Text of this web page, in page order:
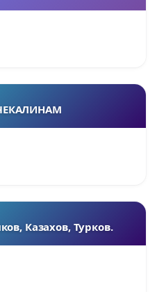
Казахов, Турков.